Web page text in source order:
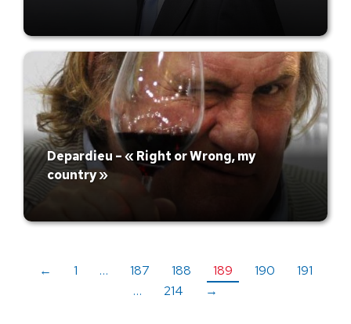
Depardieu – « Right or Wrong, my
country »
← 1 … 187 188 189 190
191
…
214 →